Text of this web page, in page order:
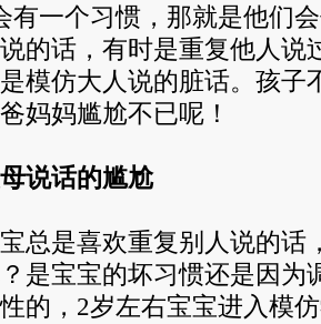
有一个习惯，那就是他们
的话，有时是重复他人说
模仿大人说的脏话。孩子
妈妈尴尬不已呢！
说话的尴尬
是喜欢重复别人说的话
是宝宝的坏习惯还是因为
的，2岁左右宝宝进入模